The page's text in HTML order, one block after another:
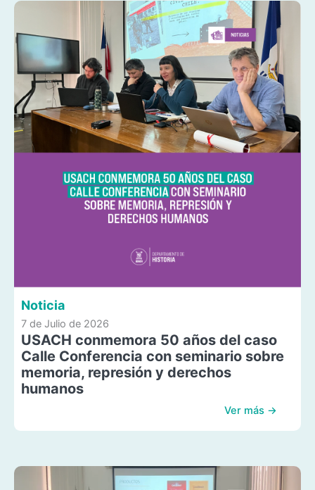
Noticia
7 de Julio de 2026
USACH conmemora 50 años del caso
Calle Conferencia con seminario sobre
memoria, represión y derechos
humanos
Ver más →